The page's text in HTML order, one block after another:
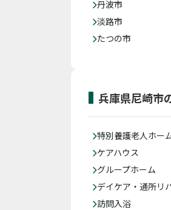
丹波市
淡路市
たつの市
兵庫県尼崎市
特別養護老人ホー
ケアハウス
グループホーム
デイケア・通所リ
訪問入浴